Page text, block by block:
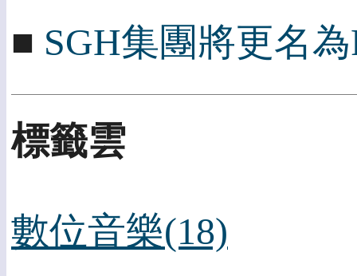
■ SGH集團將更名為
標籤雲
數位音樂(18)